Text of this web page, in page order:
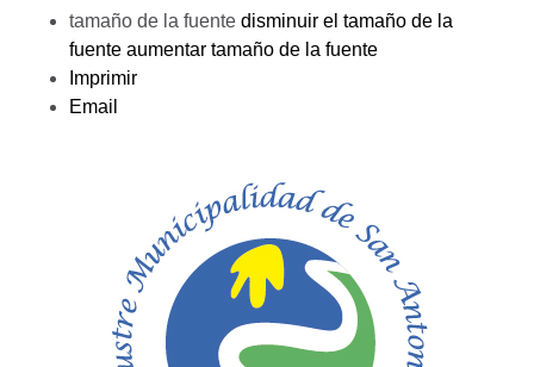
tamaño de la fuente disminuir el tamaño de la
fuente aumentar tamaño de la fuente
Imprimir
Email